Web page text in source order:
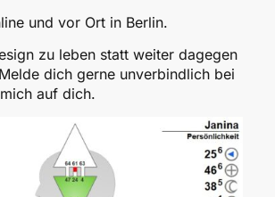
und vor Ort in Berlin.
zu leben statt weiter dagegen
dich gerne unverbindlich bei
auf dich.